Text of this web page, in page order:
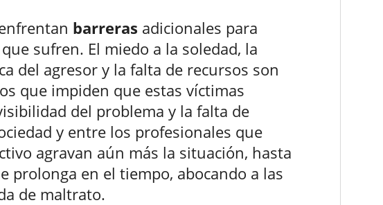
barreras adicionales para
sufren. El miedo a la soledad, la
del agresor y la falta de recursos son
que impiden que estas víctimas
del problema y la falta de
y entre los profesionales que
agravan aún más la situación, hasta
prolonga en el tiempo, abocando a las
de maltrato.